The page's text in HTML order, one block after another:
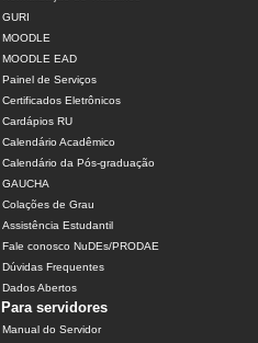
GURI
MOODLE
MOODLE EAD
Painel de Serviços
Certificados Eletrônicos
Cardápios RU
Calendário Acadêmico
Calendário da Pós-graduação
GAUCHA
Colações de Grau
Assistência Estudantil
Fale conosco NuDEs/PRODAE
Dúvidas Frequentes
Dados Abertos
Para servidores
Manual do Servidor